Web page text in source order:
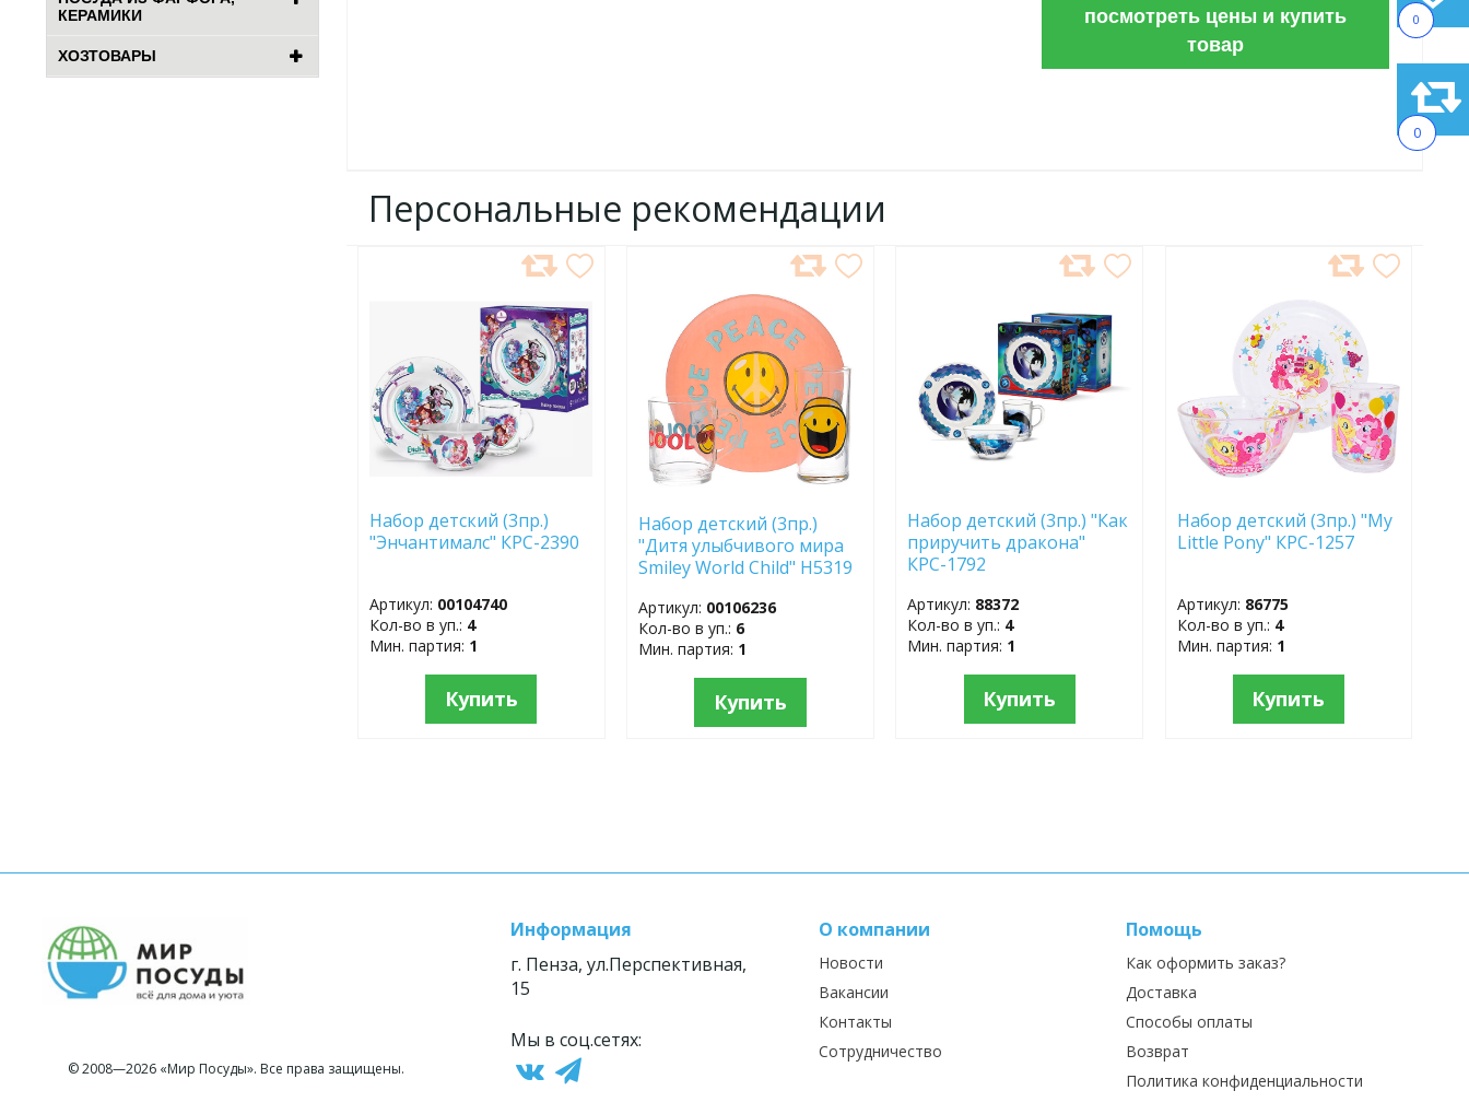
0
0
КЕРАМИКИ
ХОЗТОВАРЫ
посмотреть цены и купить
товар
Персональные рекомендации
ИЗБРАННОЕ
Набор детский (3пр.)
"Энчантималс" КРС-2390
Артикул: 00104740
Кол-во в уп.: 4
Мин. партия: 1
Купить
ИЗБРАННОЕ
Набор детский (3пр.)
"Дитя улыбчивого мира
Smiley World Child" H5319
Артикул: 00106236
Кол-во в уп.: 6
Мин. партия: 1
Купить
Набор детский (3пр.) "Как
приручить дракона"
КРС-1792
Артикул: 88372
Кол-во в уп.: 4
Мин. партия: 1
Купить
ИЗБРАННОЕ
Набор детский (3пр.) "My
Little Pony" КРС-1257
Артикул: 86775
Кол-во в уп.: 4
Мин. партия: 1
Купить
© 2008—2026 «Мир Посуды». Все права защищены.
Информация
г. Пенза, ул.Перспективная,
15
Мы в соц.сетях:
О компании
Новости
Вакансии
Контакты
Сотрудничество
Помощь
Как оформить заказ?
Доставка
Способы оплаты
Возврат
Политика конфиденциальности